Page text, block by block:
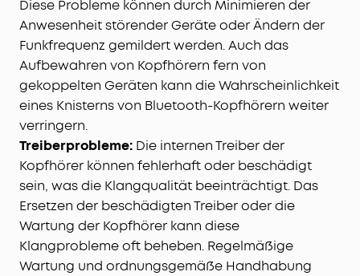
Diese Probleme können durch Minimieren der
Anwesenheit störender Geräte oder Ändern der
Funkfrequenz gemildert werden. Auch das
Aufbewahren von Kopfhörern fern von
gekoppelten Geräten kann die Wahrscheinlichkeit
eines Knisterns von Bluetooth-Kopfhörern weiter
verringern.
Treiberprobleme: Die internen Treiber der
Kopfhörer können fehlerhaft oder beschädigt
sein, was die Klangqualität beeinträchtigt. Das
Ersetzen der beschädigten Treiber oder die
Wartung der Kopfhörer kann diese
Klangprobleme oft beheben. Regelmäßige
Wartung und ordnungsgemäße Handhabung